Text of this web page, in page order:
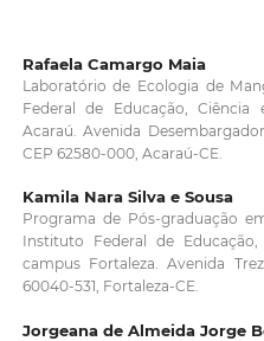
Rafaela Camargo Maia
Laboratório de Ecologia de
Federal de Educação,
Acaraú. Avenida
CEP 62580-000, Acaraú-CE.
Kamila Nara Silva e Sousa
Programa de Pós-graduação
Instituto Federal de
campus Fortaleza. Avenida
60040-531, Fortaleza-CE.
Jorgeana de Almeida Jorge